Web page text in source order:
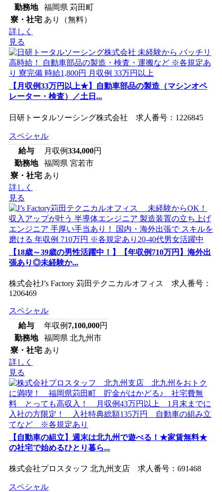
勤務地
福岡県 苅田町
寮・社宅 あり（無料）
詳しく
見る
【月収例33万円以上★】自動車部品の製造（マシンオペ
レーター・検査）／土日...
日研トータルソーシング株式会社 求人番号：1226845
スペシャル
給与
月収例334,000円
勤務地
福岡県 宮若市
寮・社宅 あり
詳しく
見る
【18歳～39歳の男性活躍中！】【年収例710万円】海外出
張あり◎未経験か...
株式会社J’s Factory 苅田テクニカルオフィス 求人番号：
1206469
スペシャル
給与
年収例 7,100,000円
勤務地
福岡県 北九州市
寮・社宅 あり
詳しく
見る
【自動車の組立】週末は北九州で遊べる！★家賃無料★
の社宅で始めるひとり暮ら...
株式会社プロスタッフ 北九州支店 求人番号：691468
スペシャル